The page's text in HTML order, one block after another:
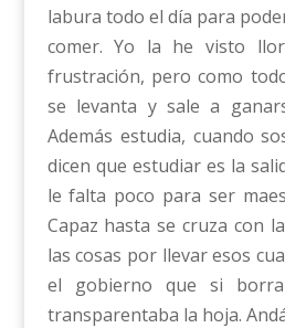
labura todo el día para
comer. Yo la he visto
frustración, pero como
se levanta y sale a
Además estudia, cuando
dicen que estudiar es la
le falta poco para ser
Capaz hasta se cruza con
las cosas por llevar esos
el gobierno que si
transparentaba la hoja.